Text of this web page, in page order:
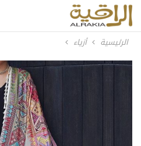
الرئيسية أزياء